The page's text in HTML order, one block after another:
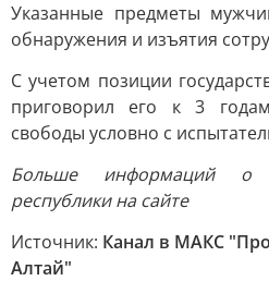
Указанные предметы
обнаружения и изъятия
С учетом позиции
приговорил его к 3
свободы условно с
Больше информаций о
республики на сайте
Источник: Канал в МАКС
Алтай"